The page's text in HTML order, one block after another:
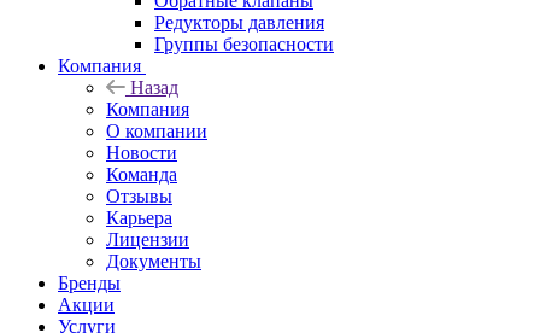
Редукторы давления
Группы безопасности
Компания
Назад
Компания
О компании
Новости
Команда
Отзывы
Карьера
Лицензии
Документы
Бренды
Акции
Услуги